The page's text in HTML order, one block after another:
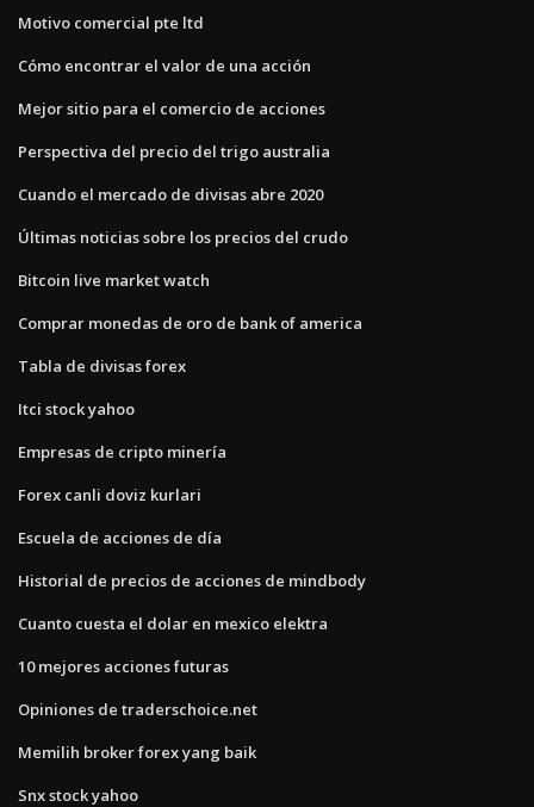
Motivo comercial pte ltd
Cómo encontrar el valor de una acción
Mejor sitio para el comercio de acciones
Perspectiva del precio del trigo australia
Cuando el mercado de divisas abre 2020
Últimas noticias sobre los precios del crudo
Bitcoin live market watch
Comprar monedas de oro de bank of america
Tabla de divisas forex
Itci stock yahoo
Empresas de cripto minería
Forex canli doviz kurlari
Escuela de acciones de día
Historial de precios de acciones de mindbody
Cuanto cuesta el dolar en mexico elektra
10 mejores acciones futuras
Opiniones de traderschoice.net
Memilih broker forex yang baik
Snx stock yahoo